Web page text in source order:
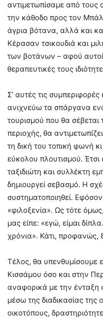
αντιμετωπίσαμε από τους
την κάθοδο προς τον
άγρια βότανα, αλλά και
Κέρασαν τσικουδιά και
των βοτάνων – αφού αυτοί
θεραπευτικές τους
Σ’ αυτές τις συμπεριφορές
ανιχνεύω τα σπάργανα
τουρισμού που θα σέβεται
περιοχής, θα
τη δική του τοπική φωνή
εύκολου πλουτισμού. Έτσι
ταξιδιώτη και συλλέκτη
δημιουργεί σεβασμό. Η
συστηματοποιηθεί.
«φιλοξενία». Ως τότε
μας είπε: «εγώ, είμαι
χρόνια». Κάτι, προφανώς,
Τέλος, θα υπενθυμίσουμε
Κισσάμου όσο και στην
αναφορικά με την ένταξη
μέσω της διαδικασίας της
οικοτόπους,